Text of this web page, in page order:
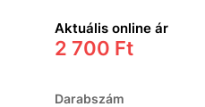
Aktuális online ár
2 700 Ft
Darabszám